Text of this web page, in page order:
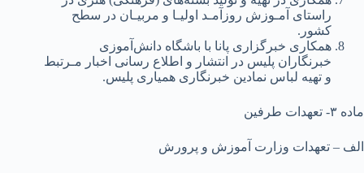
راستای‌ آمـوزش روزآمـد اولیـا و مربیـان در سطح‌
کشور.
همکاری‌ خبرگزاری‌ پانا با باشگاه دانش‌آموزی‌
خبرنگاران پلیس‌ در انتشار و اطلاع رسانی‌ اخبار مـرتبط‌
و تهیه‌ لباس نمادین‌ خبرنگاری‌ همیاری‌ پلیس‌.
ماده ۳- تعهدات طرفین‌
الف‌ – تعهدات وزارت آموزش و پرورش